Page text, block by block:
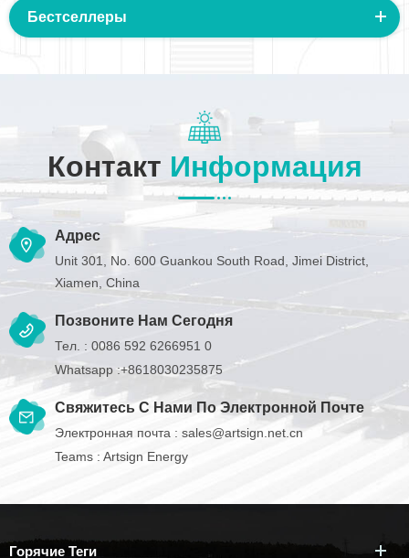
Бестселлеры
Контакт Информация
Адрес
Unit 301, No. 600 Guankou South Road, Jimei District,
Xiamen, China
Позвоните Нам Сегодня
Тел. : 0086 592 6266951 0
Whatsapp :+8618030235875
Свяжитесь С Нами По Электронной Почте
Электронная почта : sales@artsign.net.cn
Teams : Artsign Energy
Горячие Теги